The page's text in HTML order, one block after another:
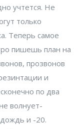
учтется. Не
только
Теперь самое
пишешь план на
прозвонов
и
по два
волнует-
и -20.